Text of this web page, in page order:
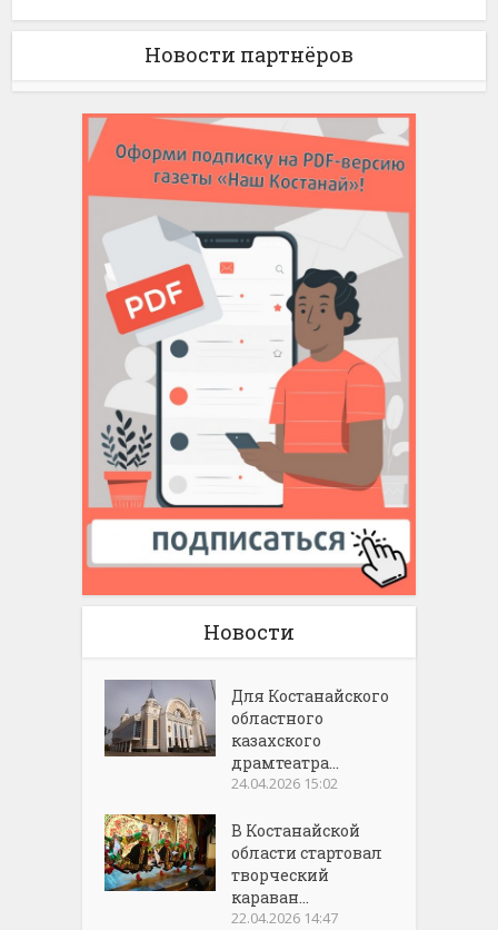
Новости партнёров
Новости
Для Костанайского
областного
казахского
драмтеатра...
24.04.2026 15:02
В Костанайской
области стартовал
творческий
караван...
22.04.2026 14:47